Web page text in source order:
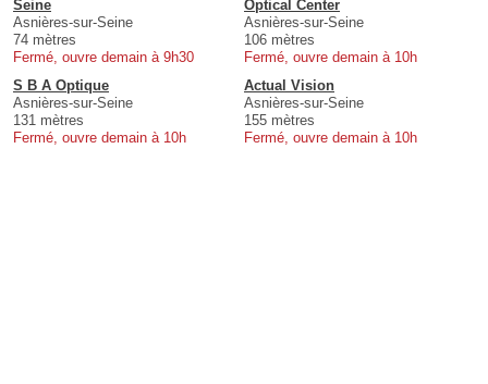
Seine
Asnières-sur-Seine
74 mètres
Fermé, ouvre demain à 9h30
Optical Center
Asnières-sur-Seine
106 mètres
Fermé, ouvre demain à 10h
S B A Optique
Asnières-sur-Seine
131 mètres
Fermé, ouvre demain à 10h
Actual Vision
Asnières-sur-Seine
155 mètres
Fermé, ouvre demain à 10h